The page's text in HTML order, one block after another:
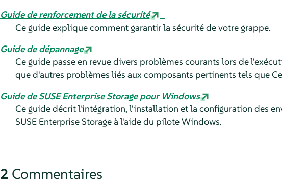
Guide de renforcement de la sécurité
Ce guide explique comment garantir la sécurité de votre grappe.
Guide de dépannage
Ce guide passe en revue divers problèmes courants lors de
que d'autres problèmes liés aux composants pertinents tels que
Guide de SUSE Enterprise Storage pour Windows
Ce guide décrit l'intégration, l'installation et la configuration des
SUSE Enterprise Storage à l'aide du pilote Windows.
2 Commentaires